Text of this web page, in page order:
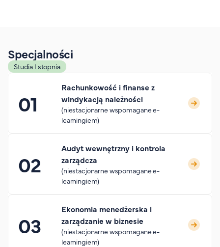
Specjalności
Studia I stopnia
Rachunkowość i finanse z
windykacją należności
(niestacjonarne wspomagane e-
learningiem)
Audyt wewnętrzny i kontrola
zarządcza
(niestacjonarne wspomagane e-
learningiem)
Ekonomia menedżerska i
zarządzanie w biznesie
(niestacjonarne wspomagane e-
learningiem)